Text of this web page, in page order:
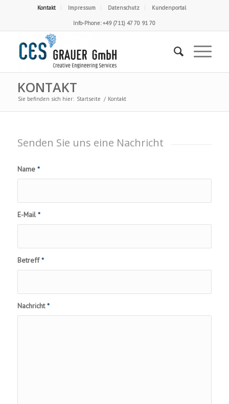
Kontakt Impressum Datenschutz Kundenportal
Info-Phone: +49 (711) 47 70 91 70
KONTAKT
Sie befinden sich hier: Startseite / Kontakt
Senden Sie uns eine Nachricht
Name *
E-Mail *
Betreff*
Nachricht*